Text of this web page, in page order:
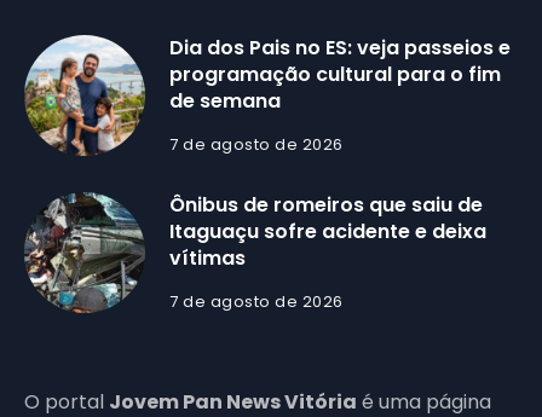
Dia dos Pais no ES: veja passeios e
programação cultural para o fim
de semana
7 de agosto de 2026
Ônibus de romeiros que saiu de
Itaguaçu sofre acidente e deixa
vítimas
7 de agosto de 2026
O portal Jovem Pan News Vitória é uma página